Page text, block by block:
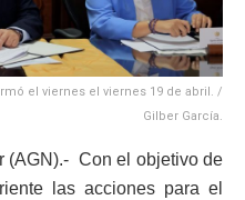
el viernes el viernes 19 de abril. /
Gilber García.
(AGN).- Con el objetivo de
las acciones para el